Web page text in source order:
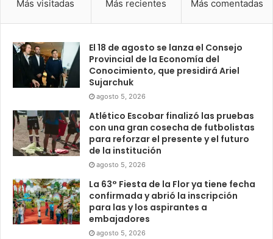
Más visitadas Más recientes Más comentadas
El 18 de agosto se lanza el Consejo
Provincial de la Economía del
Conocimiento, que presidirá Ariel
Sujarchuk
agosto 5, 2026
Atlético Escobar finalizó las pruebas
con una gran cosecha de futbolistas
para reforzar el presente y el futuro
de la institución
agosto 5, 2026
La 63° Fiesta de la Flor ya tiene fecha
confirmada y abrió la inscripción
para las y los aspirantes a
embajadores
agosto 5, 2026